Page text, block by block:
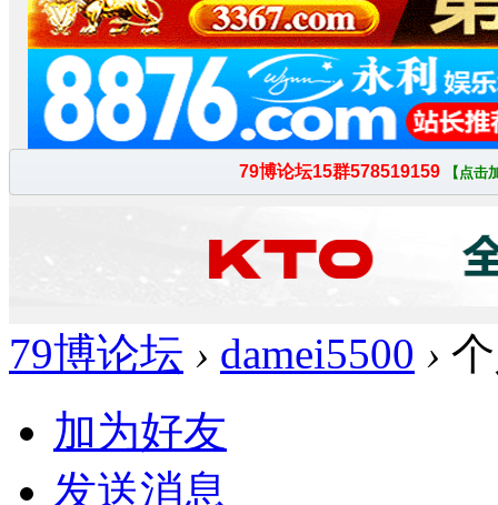
79博论坛 › damei5500 ›
加为好友
发送消息